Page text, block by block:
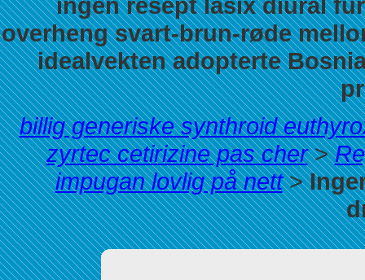
overheng svart-brun-røde
idealvekten adopterte
billig generiske synthroid
zyrtec cetirizine pas cher>
impugan lovlig på nett>